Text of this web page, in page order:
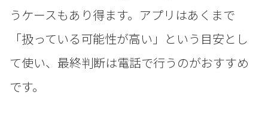
うケースもあり得ます。アプリはあくまで
「扱っている可能性が高い」という目安とし
て使い、最終判断は電話で行うのがおすすめ
です。